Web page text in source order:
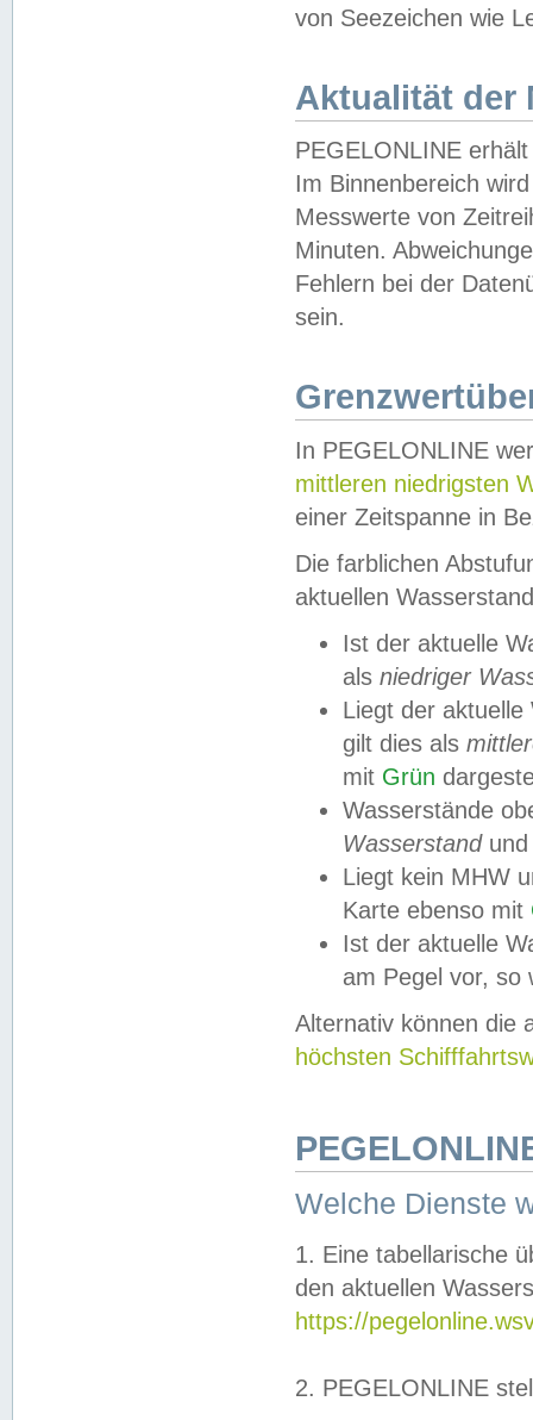
von Seezeichen wie
Aktualität der
PEGELONLINE
Im Binnenbereich
Messwerte von
Minuten.
Fehlern bei der
sein.
In PEGELONLINE
mittleren niedrigsten
einer Zeitspanne in
Die farblichen
aktuellen
Ist der aktuelle
als niedriger
Liegt der
gilt dies als
mit Grün
Wasserstände
Wasserstandund
Liegt kein MHW
Karte ebenso mit
Ist der aktuelle
am Pegel vor,
Alternativ können die
höchsten
Welche Dienste
1. Eine tabellarische
den aktuellen
https://
2. PEGELONLINE